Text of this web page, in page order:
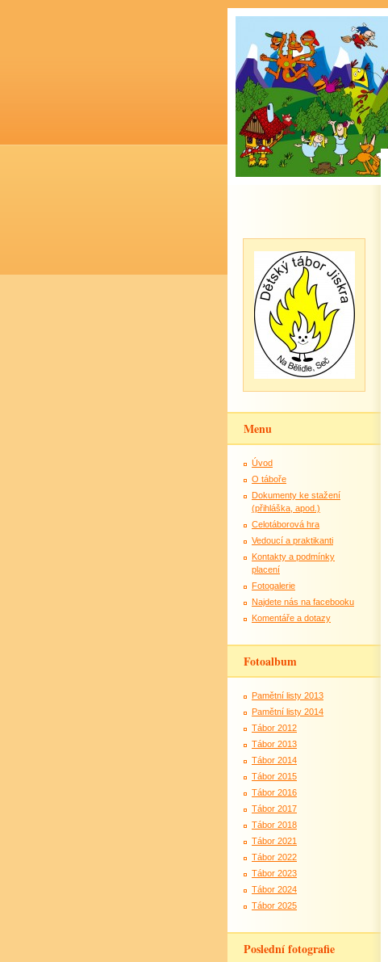
Menu
Úvod
O táboře
Dokumenty ke stažení
(přihláška, apod.)
Celotáborová hra
Vedoucí a praktikanti
Kontakty a podmínky
placení
Fotogalerie
Najdete nás na facebooku
Komentáře a dotazy
Fotoalbum
Pamětní listy 2013
Pamětní listy 2014
Tábor 2012
Tábor 2013
Tábor 2014
Tábor 2015
Tábor 2016
Tábor 2017
Tábor 2018
Tábor 2021
Tábor 2022
Tábor 2023
Tábor 2024
Tábor 2025
Poslední fotografie